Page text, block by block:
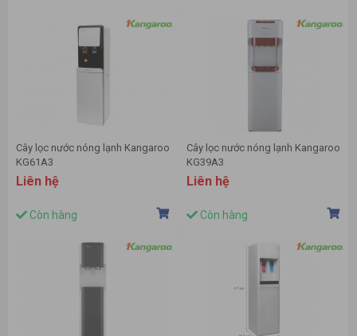
Cây lọc nước nóng lạnh Kangaroo
KG61A3
Liên hệ
Còn hàng
Cây lọc nước nóng lạnh Kangaroo
KG39A3
Liên hệ
Còn hàng